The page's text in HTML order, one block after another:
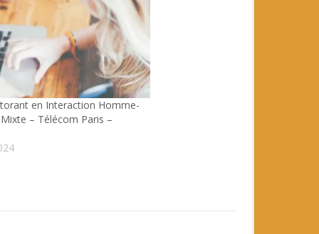
en Interaction Homme-
– Télécom Paris –